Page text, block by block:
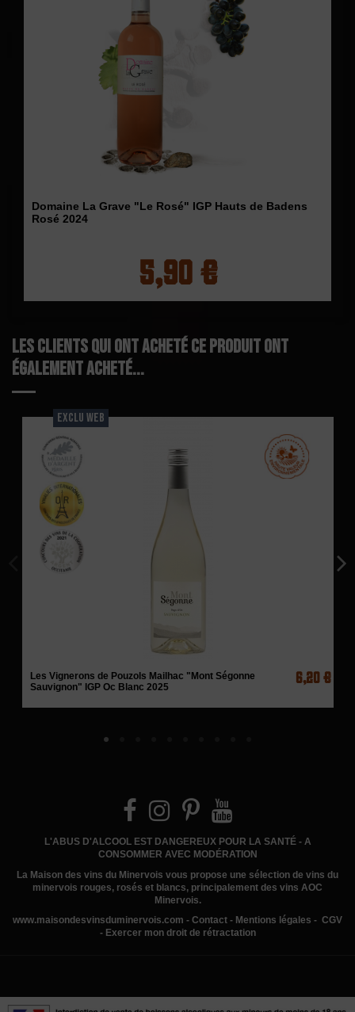
Domaine La Grave "Le Rosé" IGP Hauts de Badens
Rosé 2024
5,90 €
Les clients qui ont acheté ce produit ont
également acheté...
EXCLU WEB
Les Vignerons de Pouzols Mailhac "Mont Ségonne
Sauvignon" IGP Oc Blanc 2025
6,20 €
L'ABUS D'ALCOOL EST DANGEREUX POUR LA SANTÉ - A
CONSOMMER AVEC MODÉRATION
La Maison des vins du Minervois vous propose une sélection de vins du
minervois rouges, rosés et blancs, principalement des vins AOC
Minervois.
www.maisondesvinsduminervois.com - Contact - Mentions légales - CGV
- Exercer mon droit de rétractation